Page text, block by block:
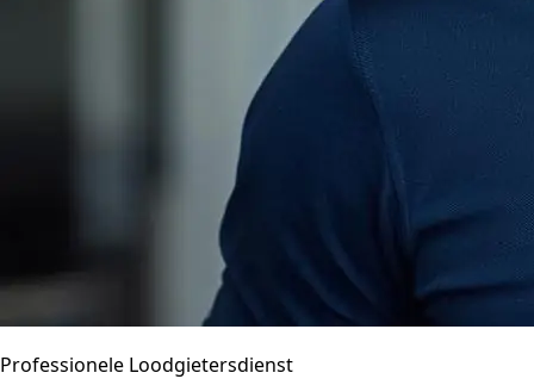
Professionele Loodgietersdienst